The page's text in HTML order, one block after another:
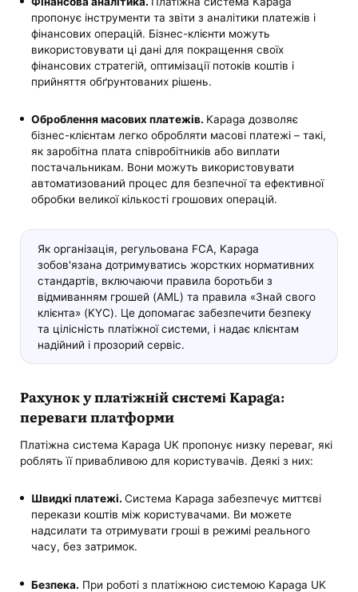
пропонує інструменти та звіти з аналітики платежів і
фінансових операцій. Бізнес-клієнти можуть
використовувати ці дані для покращення своїх
фінансових стратегій, оптимізації потоків коштів і
прийняття обґрунтованих рішень.
Оброблення масових платежів. Kapaga дозволяє
бізнес-клієнтам легко обробляти масові платежі – такі,
як заробітна плата співробітників або виплати
постачальникам. Вони можуть використовувати
автоматизований процес для безпечної та ефективної
обробки великої кількості грошових операцій.
Як організація, регульована FCA, Kapaga
зобов'язана дотримуватись жорстких нормативних
стандартів, включаючи правила боротьби з
відмиванням грошей (AML) та правила «Знай свого
клієнта» (KYC). Це допомагає забезпечити безпеку
та цілісність платіжної системи, і надає клієнтам
надійний і прозорий сервіс.
Рахунок у платіжній системі Kapaga:
переваги платформи
Платіжна система Kapaga UK пропонує низку переваг, які
роблять її привабливою для користувачів. Деякі з них:
Швидкі платежі. Система Kapaga забезпечує миттєві
перекази коштів між користувачами. Ви можете
надсилати та отримувати гроші в режимі реального
часу, без затримок.
Безпека. При роботі з платіжною системою Kapaga UK